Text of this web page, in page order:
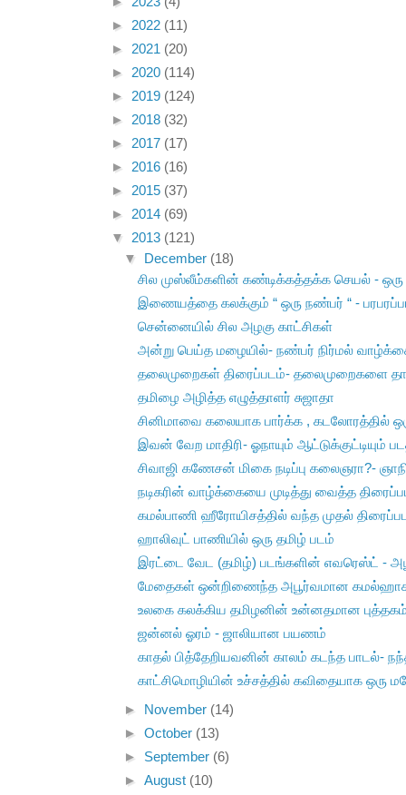
► 2022 (11)
► 2021 (20)
► 2020 (114)
► 2019 (124)
► 2018 (32)
► 2017 (17)
► 2016 (16)
► 2015 (37)
► 2014 (69)
▼ 2013 (121)
▼
December (18)
சில முஸ்லீம்களின் கண்டிக்கத்தக்க செயல் - ஒரு
இணையத்தை கலக்கும் “ ஒரு நண்பர் “ -
சென்னையில் சில அழகு காட்சிகள்
அன்று பெய்த மழையில்- நண்பர் நிர்மல்
தலைமுறைகள் திரைப்படம்- தலைமுறைகளை
தமிழை அழித்த எழுத்தாளர் சுஜாதா
சினிமாவை கலையாக பார்க்க , கடலோரத்தில்
இவன் வேற மாதிரி- ஓநாயும் ஆட்டுக்குட்டியும்
சிவாஜி கணேசன் மிகை நடிப்பு கலைஞரா?-
நடிகரின் வாழ்க்கையை முடித்து வைத்த
கமல்பாணி ஹீரோயிசத்தில் வந்த முதல்
ஹாலிவுட் பாணியில் ஒரு தமிழ் படம்
இரட்டை வேட (தமிழ்) படங்களின் எவரெஸ்ட் -
மேதைகள் ஒன்றிணைந்த அபூர்வமான
உலகை கலக்கிய தமிழனின் உன்னதமான
ஜன்னல் ஓரம் - ஜாலியான பயணம்
காதல் பித்தேறியவனின் காலம் கடந்த பாடல்-
காட்சிமொழியின் உச்சத்தில் கவிதையாக ஒரு
►
November (14)
►October (13)
► September (6)
►August (10)